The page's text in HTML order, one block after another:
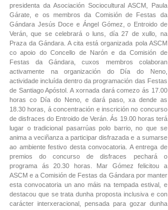
presidenta da Asociación Sociocultural ASCM, Paula
Gárate, e os membros da Comisión de Festas da
Gándara Jesús Doce e Ángel Gómez, o Entroido de
Verán, que se celebrará o luns, día 27 de xullo, na
Praza da Gándara. A cita está organizada pola ASCM
co apoio do Concello de Narón e da Comisión de
Festas da Gándara, cuxos membros colaboran
activamente na organización do Día do Neno,
actividade incluída dentro da programación das Festas
de Santiago Apóstol. A xornada dará comezo ás 17.00
horas co Día do Neno, e dará paso, xa dende as
18.30 horas, á concentración e inscrición no concurso
de disfraces do Entroido de Verán. Ás 19.00 horas terá
lugar o tradicional pasarrúas polo barrio, no que se
anima a veciñanza a participar disfrazada e a sumarse
ao ambiente festivo desta convocatoria. A entrega de
premios do concurso de disfraces pechará o
programa ás 20.30 horas. Mar Gómez felicitou a
ASCM e a Comisión de Festas da Gándara por manter
esta convocatoria un ano máis na tempada estival, e
destacou que se trata dunha proposta inclusiva e con
carácter interxeracional, pensada para gozar dunha